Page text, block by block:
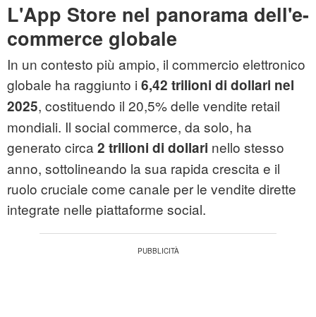
L'App Store nel panorama dell'e-
commerce globale
In un contesto più ampio, il commercio elettronico
globale ha raggiunto i 6,42 trilioni di dollari nel
2025, costituendo il 20,5% delle vendite retail
mondiali. Il social commerce, da solo, ha
generato circa 2 trilioni di dollari nello stesso
anno, sottolineando la sua rapida crescita e il
ruolo cruciale come canale per le vendite dirette
integrate nelle piattaforme social.